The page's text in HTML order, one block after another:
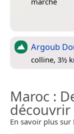
Argoub
colline, 3½
Maroc :
découvrir
En savoir plus sur